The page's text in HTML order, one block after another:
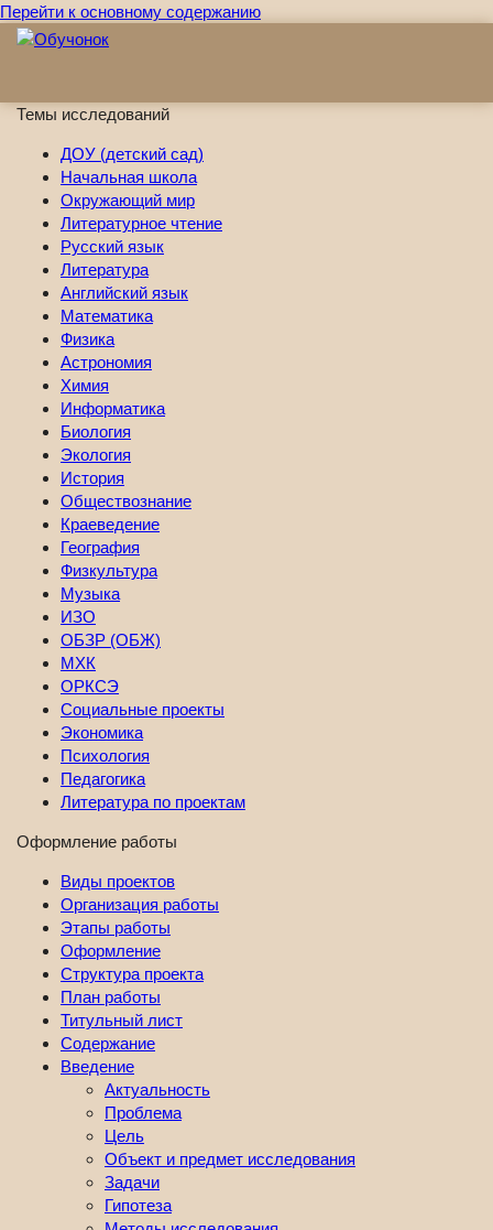
Перейти к основному содержанию
Темы исследований
ДОУ (детский сад)
Начальная школа
Окружающий мир
Литературное чтение
Русский язык
Литература
Английский язык
Математика
Физика
Астрономия
Химия
Информатика
Биология
Экология
История
Обществознание
Краеведение
География
Физкультура
Музыка
ИЗО
ОБЗР (ОБЖ)
МХК
ОРКСЭ
Социальные проекты
Экономика
Психология
Педагогика
Литература по проектам
Оформление работы
Виды проектов
Организация работы
Этапы работы
Оформление
Структура проекта
План работы
Титульный лист
Содержание
Введение
Актуальность
Проблема
Цель
Объект и предмет исследования
Задачи
Гипотеза